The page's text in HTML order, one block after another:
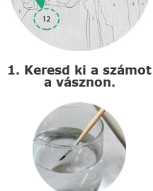
1. Keresd ki a számot
a vásznon.